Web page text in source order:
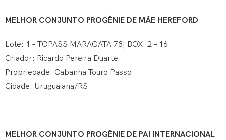
MELHOR CONJUNTO PROGÊNIE DE MÃE HEREFORD
Lote: 1 – TOPASS MARAGATA 78| BOX: 2 – 16
Criador: Ricardo Pereira Duarte
Propriedade: Cabanha Touro Passo
Cidade: Uruguaiana/RS
MELHOR CONJUNTO PROGÊNIE DE PAI INTERNACIONAL